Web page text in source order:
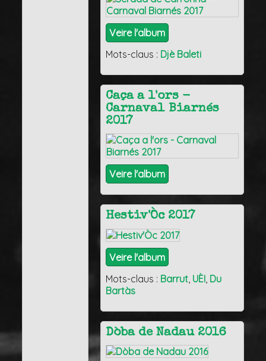
Veire l'album
Mots-claus : Djè Baleti
Caça a l'ors -
Carnaval Biarnés
2017
Veire l'album
Hestiv'Òc 2017
Veire l'album
Mots-claus : Barrut UÈI Du
Bartàs
Dòba de Nadau 2016